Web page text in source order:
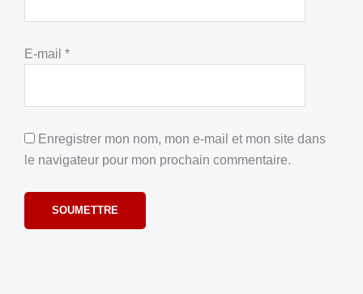
E-mail *
Enregistrer mon nom, mon e-mail et mon site dans
le navigateur pour mon prochain commentaire.